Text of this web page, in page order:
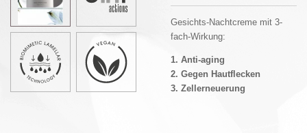
Gesichts-Nachtcreme mit 3-
fach-Wirkung:
1. Anti-aging
2. Gegen Hautflecken
3. Zellerneuerung